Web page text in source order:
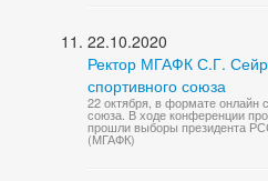
22.10.2020
Ректор МГАФК С.Г.
спортивного союза
22 октября, в формате онлайн
союза. В ходе конференции
прошли выборы президента
(МГАФК)